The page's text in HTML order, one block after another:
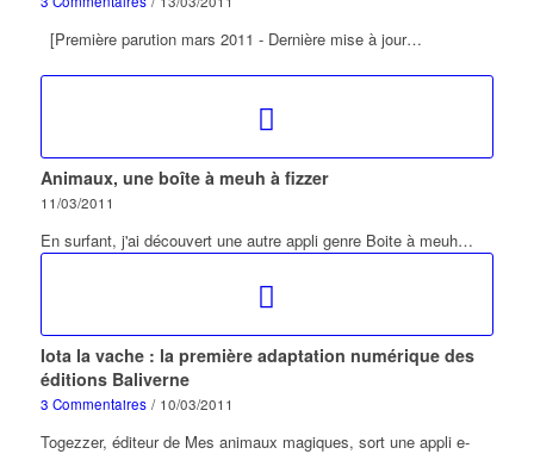
[Première parution mars 2011 - Dernière mise à jour…
Animaux, une boîte à meuh à fizzer
11/03/2011
En surfant, j'ai découvert une autre appli genre Boite à meuh…
Iota la vache : la première adaptation numérique des
éditions Baliverne
3 Commentaires / 10/03/2011
Togezzer, éditeur de Mes animaux magiques, sort une appli e-